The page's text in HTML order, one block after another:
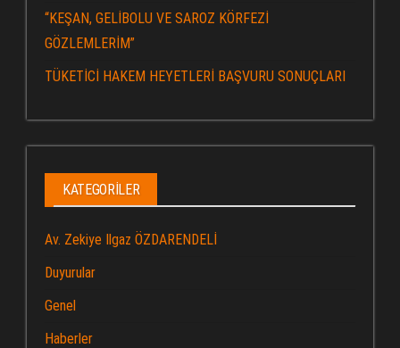
“KEŞAN, GELİBOLU VE SAROZ KÖRFEZİ
GÖZLEMLERİM”
TÜKETİCİ HAKEM HEYETLERİ BAŞVURU SONUÇLARI
KATEGORILER
Av. Zekiye Ilgaz ÖZDARENDELİ
Duyurular
Genel
Haberler